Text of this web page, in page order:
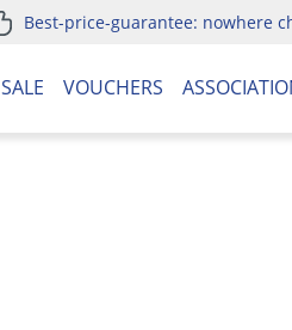
Best-price-guarantee: nowhere
SALE VOUCHERS